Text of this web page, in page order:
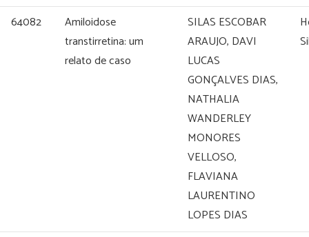
64082
Amiloidose
transtirretina: um
relato de caso
SILAS ESCOBAR
ARAUJO, DAVI
LUCAS
GONÇALVES DIAS,
NATHALIA
WANDERLEY
MONORES
VELLOSO,
FLAVIANA
LAURENTINO
LOPES DIAS